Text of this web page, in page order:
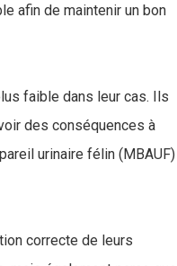
afin de maintenir un bon
faible dans leur cas. Ils
des conséquences à
urinaire félin (MBAUF)
correcte de leurs